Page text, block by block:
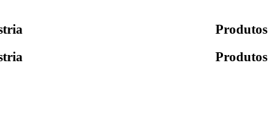
Produtos
Produtos